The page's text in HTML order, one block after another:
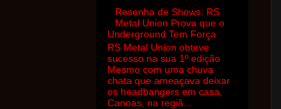
Resenha de Shows: RS
Metal Union Prova que o
Underground Tem Força
RS Metal Union obteve
sucesso na sua 1º edição
Mesmo com uma chuva
chata que ameaçava deixar
os headbangers em casa,
Canoas, na regiã...